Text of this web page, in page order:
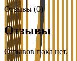
Отзывы (0)
Отзывы
Отзывов пока нет.